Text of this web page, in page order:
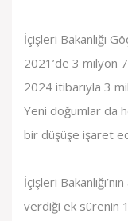
İçişleri Bakanlığı
2021’de 3 milyon
2024 itibarıyla 3
Yeni doğumlar da
bir düşüşe işaret
İçişleri
verdiği ek sürenin 1